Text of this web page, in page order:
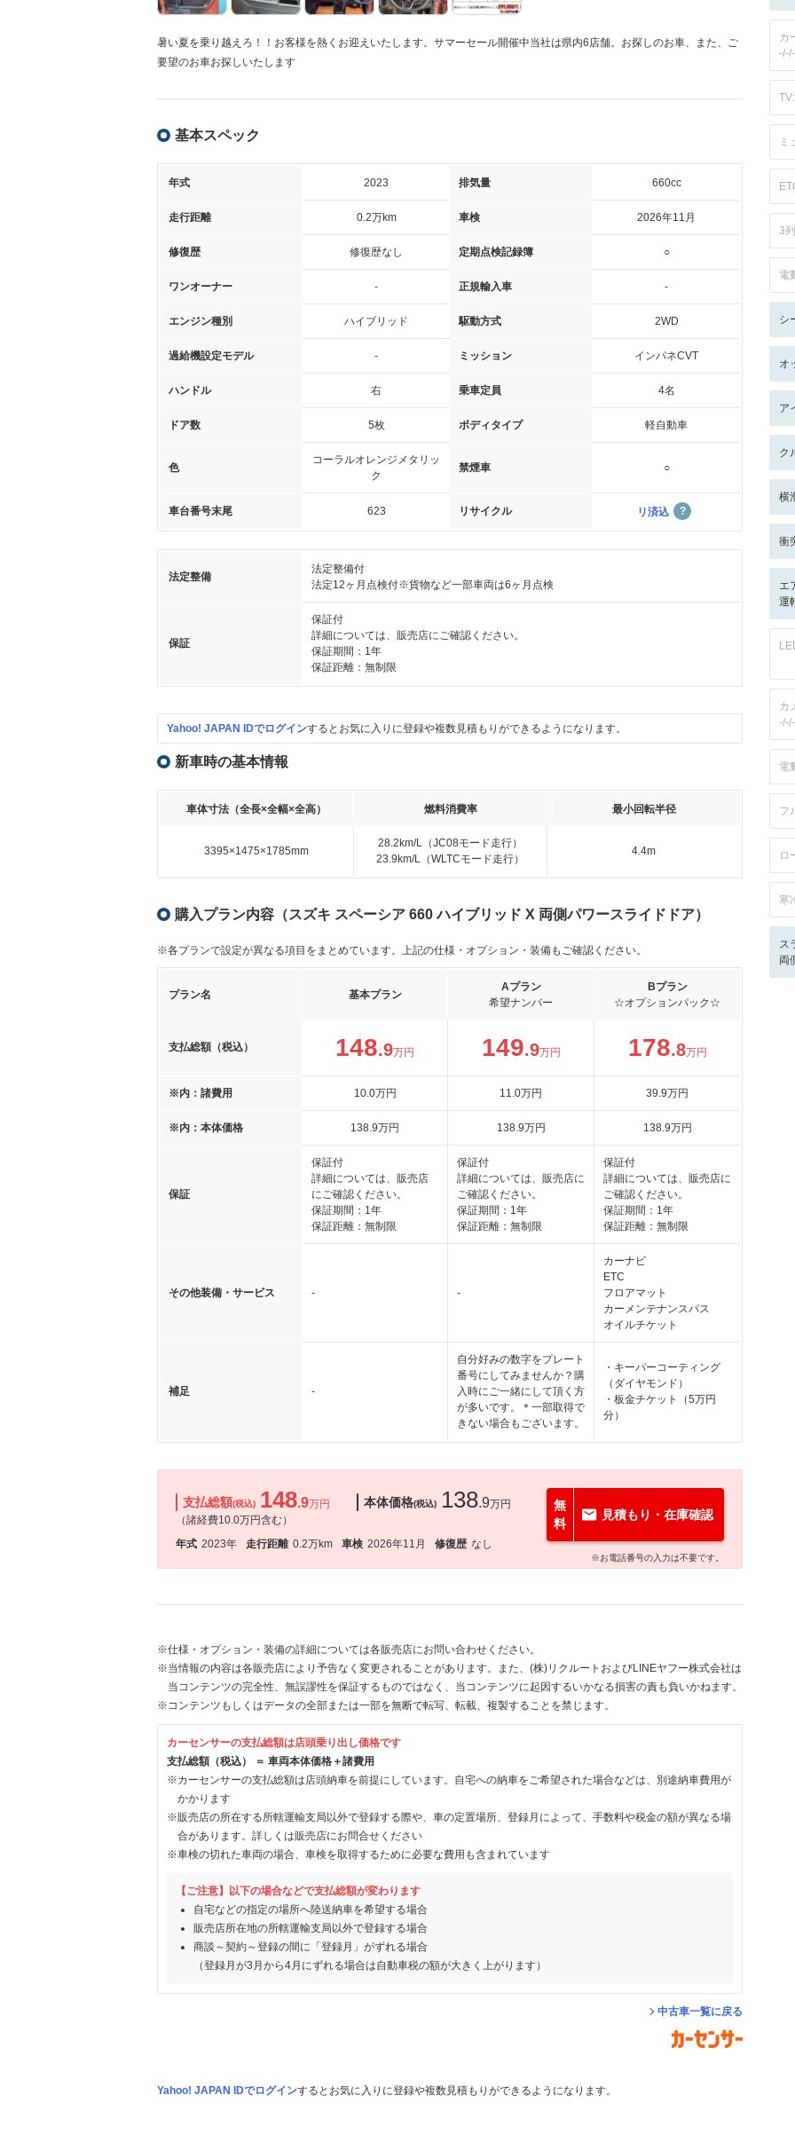
暑い夏を乗り越えろ！！お客様を熱くお迎えいたします。サマーセール開催中当社は県内6店舗。お探しのお車、また、ご
要望のお車お探しいたします
基本スペック
年式 2023 排気量 660cc
走行距離 0.2万km 車検 2026年11月
修復歴 修復歴なし 定期点検記録簿 ○
ワンオーナー - 正規輸入車 -
エンジン種別 ハイブリッド 駆動方式 2WD
過給機設定モデル - ミッション インパネCVT
ハンドル 右 乗車定員 4名
ドア数 5枚 ボディタイプ 軽自動車
色
コーラルオレンジメタリッ
ク
禁煙車 ○
車台番号末尾 623 リサイクル リ済込
法定整備
法定整備付
法定12ヶ月点検付※貨物など一部車両は6ヶ月点検
保証
保証付
詳細については、販売店にご確認ください。
保証期間：1年
保証距離：無制限
Yahoo! JAPAN IDでログインするとお気に入りに登録や複数見積もりができるようになります。
新車時の基本情報
車体寸法（全長×全幅×全高） 燃料消費率 最小回転半径
3395×1475×1785mm
28.2km/L（JC08モード走行）
23.9km/L（WLTCモード走行）
4.4m
購入プラン内容（スズキ スペーシア 660 ハイブリッド X 両側パワースライドドア）
※各プランで設定が異なる項目をまとめています。上記の仕様・オプション・装備もご確認ください。
プラン名 基本プラン
Aプラン
希望ナンバー
Bプラン
☆オプションパック☆
支払総額（税込） 148.9万円 149.9万円 178.8万円
※内：諸費用 10.0万円 11.0万円 39.9万円
※内：本体価格 138.9万円 138.9万円 138.9万円
保証
保証付
詳細については、販売店
にご確認ください。
保証期間：1年
保証距離：無制限
保証付
詳細については、販売店に
ご確認ください。
保証期間：1年
保証距離：無制限
保証付
詳細については、販売店に
ご確認ください。
保証期間：1年
保証距離：無制限
その他装備・サービス - -
カーナビ
ETC
フロアマット
カーメンテナンスパス
オイルチケット
補足 -
自分好みの数字をプレート
番号にしてみませんか？購
入時にご一緒にして頂く方
が多いです。＊一部取得で
きない場合もございます。
・キーパーコーティング
（ダイヤモンド）
・板金チケット（5万円
分）
支払総額(税込) 148.9万円
（諸経費10.0万円含む）
本体価格(税込) 138.9万円
年式 2023年 走行距離 0.2万km 車検 2026年11月 修復歴 なし
無
料
見積もり・在庫確認
※お電話番号の入力は不要です。
※仕様・オプション・装備の詳細については各販売店にお問い合わせください。
※当情報の内容は各販売店により予告なく変更されることがあります。また、(株)リクルートおよびLINEヤフー株式会社は
当コンテンツの完全性、無誤謬性を保証するものではなく、当コンテンツに起因するいかなる損害の責も負いかねます。
※コンテンツもしくはデータの全部または一部を無断で転写、転載、複製することを禁じます。
カーセンサーの支払総額は店頭乗り出し価格です
支払総額（税込） ＝ 車両本体価格＋諸費用
※カーセンサーの支払総額は店頭納車を前提にしています。自宅への納車をご希望された場合などは、別途納車費用が
かかります
※販売店の所在する所轄運輸支局以外で登録する際や、車の定置場所、登録月によって、手数料や税金の額が異なる場
合があります。詳しくは販売店にお問合せください
※車検の切れた車両の場合、車検を取得するために必要な費用も含まれています
【ご注意】以下の場合などで支払総額が変わります
自宅などの指定の場所へ陸送納車を希望する場合
販売店所在地の所轄運輸支局以外で登録する場合
商談～契約～登録の間に「登録月」がずれる場合
（登録月が3月から4月にずれる場合は自動車税の額が大きく上がります）
中古車一覧に戻る
Yahoo! JAPAN IDでログインするとお気に入りに登録や複数見積もりができるようになります。
カ
ミ
3
電
シ
オ
ア
ク
横
衝
エ
運
カ
電
フ
ロ
寒
ス
両